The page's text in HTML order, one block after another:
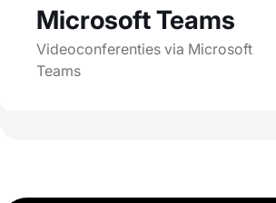
Microsoft Teams
Videoconferenties via Microsoft
Teams